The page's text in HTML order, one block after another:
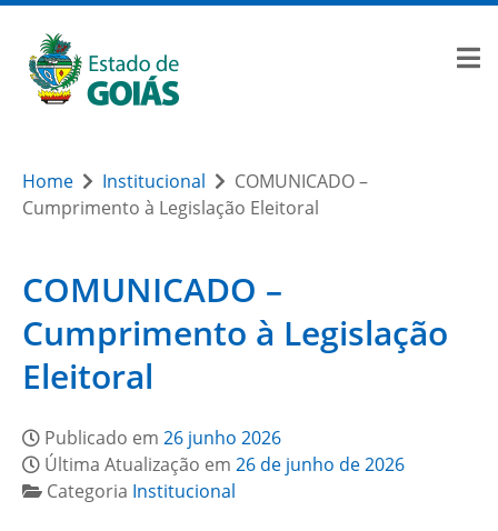
Home Institucional
COMUNICADO –
Cumprimento à Legislação Eleitoral
COMUNICADO –
Cumprimento à Legislação
Eleitoral
Publicado em 26 junho 2026
Última Atualização em 26 de junho de 2026
Categoria Institucional